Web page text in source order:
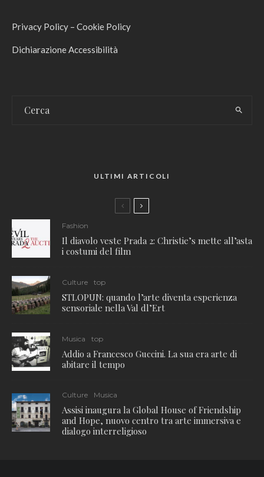
Privacy Policy – Cookie Policy
Dichiarazione Accessibilità
ULTIMI ARTICOLI
Fashion
Il diavolo veste Prada 2: Christie’s mette all’asta
i costumi del film
Culture top
STLOPUN: quando l’arte diventa esperienza
sensoriale nella Val dl’Ert
Musica top
Addio a Francesco Guccini. La sua era arte di
abitare il tempo
Culture Musica
Assisi inaugura la Global House of Friendship
and Hope, nuovo centro tra arte immersiva e
dialogo interreligioso